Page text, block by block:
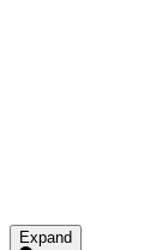
Expand